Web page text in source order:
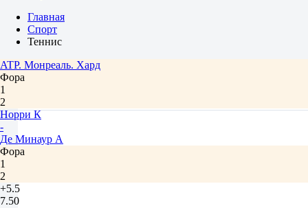
Главная
Спорт
Теннис
ATP. Монреаль. Хард
Фора
1
2
Норри К
-
Де Минаур А
Фора
1
2
+5.5
7.50